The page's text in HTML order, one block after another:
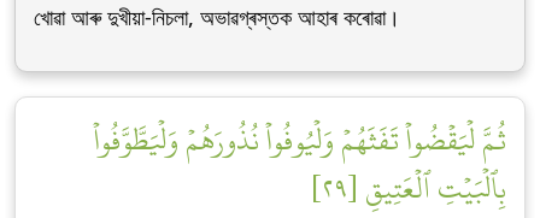
খোৱা আৰু দুখীয়া-নিচলা, অভাৱগ্ৰস্তক আহাৰ কৰোৱা।
ثُمَّ لۡيَقۡضُواْ تَفَثَهُمۡ وَلۡيُوفُواْ نُذُورَهُمۡ وَلۡيَطَّوَّفُواْ
بِٱلۡبَيۡتِ ٱلۡعَتِيقِ [٢٩]